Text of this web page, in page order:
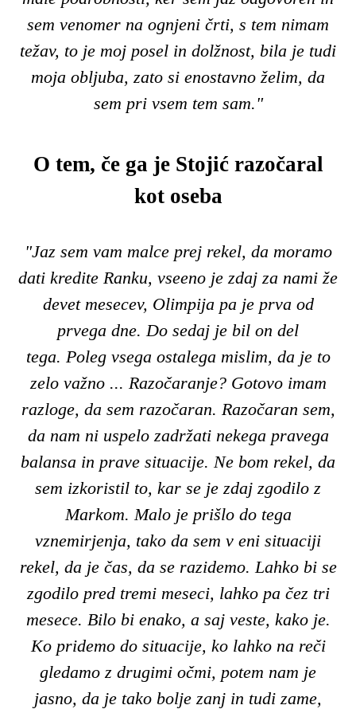
sem venomer na ognjeni črti, s tem nimam
težav, to je moj posel in dolžnost, bila je tudi
moja obljuba, zato si enostavno želim, da
sem pri vsem tem sam."
O tem, če ga je Stojić razočaral
kot oseba
"Jaz sem vam malce prej rekel, da moramo
dati kredite Ranku, vseeno je zdaj za nami že
devet mesecev, Olimpija pa je prva od
prvega dne. Do sedaj je bil on del
tega. Poleg vsega ostalega mislim, da je to
zelo važno ... Razočaranje? Gotovo imam
razloge, da sem razočaran. Razočaran sem,
da nam ni uspelo zadržati nekega pravega
balansa in prave situacije. Ne bom rekel, da
sem izkoristil to, kar se je zdaj zgodilo z
Markom. Malo je prišlo do tega
vznemirjenja, tako da sem v eni situaciji
rekel, da je čas, da se razidemo. Lahko bi se
zgodilo pred tremi meseci, lahko pa čez tri
mesece. Bilo bi enako, a saj veste, kako je.
Ko pridemo do situacije, ko lahko na reči
gledamo z drugimi očmi, potem nam je
jasno, da je tako bolje zanj in tudi zame,